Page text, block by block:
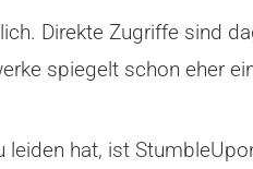
Direkte Zugriffe sind
spiegelt schon eher
hat, ist